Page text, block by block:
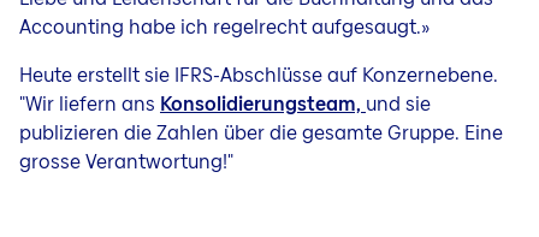
Accounting habe ich regelrecht aufgesaugt.»
Heute erstellt sie IFRS-Abschlüsse auf Konzernebene.
"Wir liefern ans Konsolidierungsteam, und sie
publizieren die Zahlen über die gesamte Gruppe. Eine
grosse Verantwortung!"